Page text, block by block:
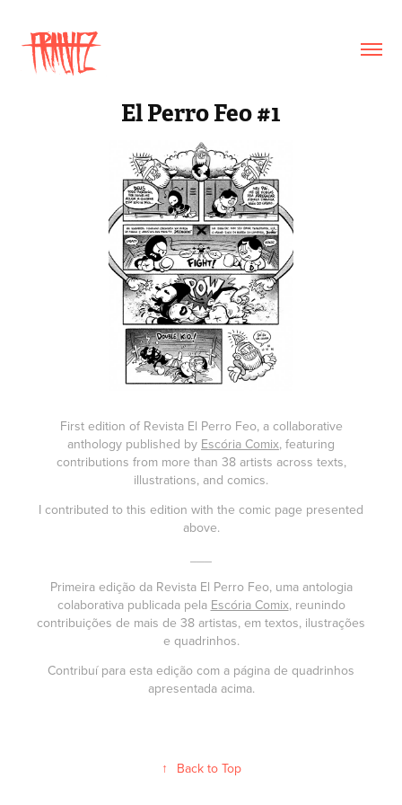
El Perro Feo #1
First edition of Revista El Perro Feo, a collaborative
anthology published by Escória Comix, featuring
contributions from more than 38 artists across texts,
illustrations, and comics.
I contributed to this edition with the comic page presented
above.
___
Primeira edição da Revista El Perro Feo, uma antologia
colaborativa publicada pela Escória Comix, reunindo
contribuições de mais de 38 artistas, em textos, ilustrações
e quadrinhos.
Contribuí para esta edição com a página de quadrinhos
apresentada acima.
↑ Back to Top